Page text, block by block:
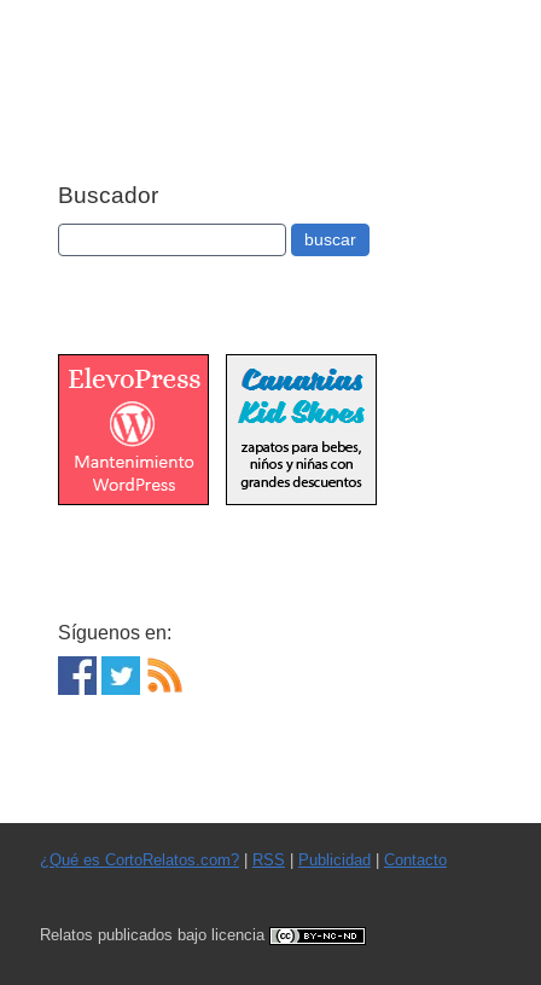
Buscador
Síguenos en:
¿Qué es CortoRelatos.com?| RSS Publicidad Contacto
Relatos publicados bajo licencia